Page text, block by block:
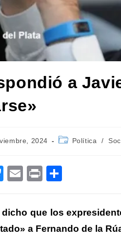
a
2024
Categoría
entrada:
Política /
Bl
e
sk
y
E
Pr
p
ar
que los
a Fernando de la